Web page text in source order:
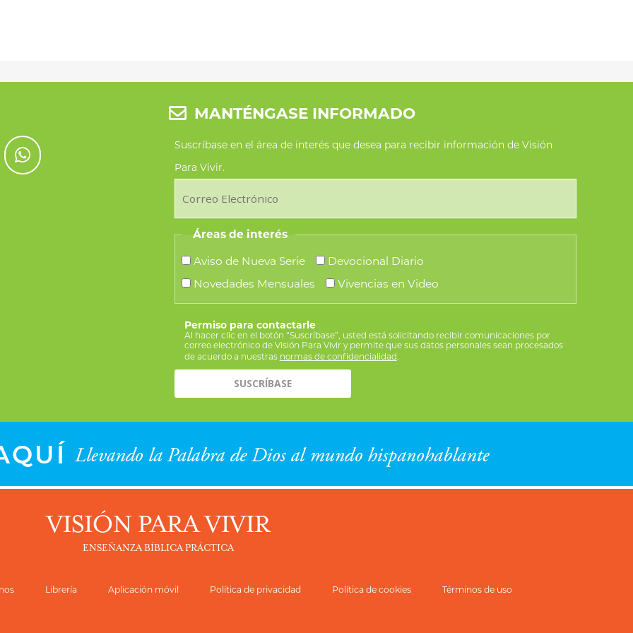
MANTÉNGASE INFORMADO
Suscríbase en el área de interés que desea para recibir información de Visión
Para Vivir.
Áreas de interés
Aviso de Nueva Serie
Devocional Diario
Novedades Mensuales
Vivencias en Video
Permiso para contactarle
Al hacer clic en el botón “Suscríbase”, usted está solicitando recibir comunicaciones por
correo electrónico de Visión Para Vivir y permite que sus datos personales sean procesados
de acuerdo a nuestras normas de confidencialidad.
VISIÓN PARA VIVIR
ENSEÑANZA BÍBLICA PRÁCTICA
Librería Aplicación móvil Política de privacidad Política de cookies Términos de uso